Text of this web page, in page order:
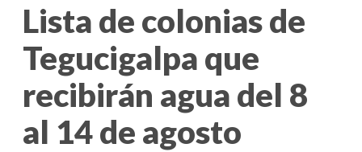
Lista de colonias de
Tegucigalpa que
recibirán agua del 8
al 14 de agosto